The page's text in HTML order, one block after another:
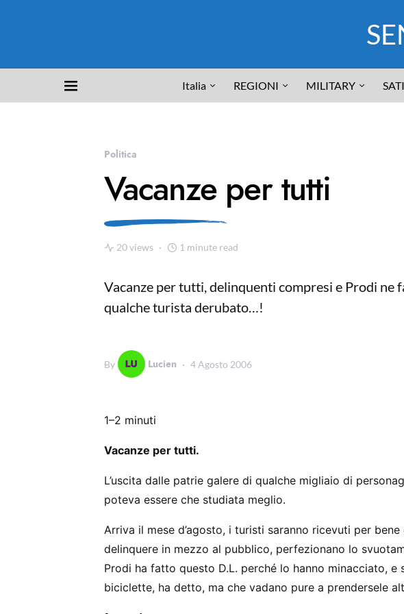
Italia REGIONI MILITARY
Politica
Vacanze per tutti
20 views 1 minute read
Vacanze per tutti, delinquenti compresi e Prodi ne
qualche turista derubato…!
By Lucien 4 Agosto 2006
1–2 minuti
Vacanze per tutti.
L’uscita dalle patrie galere di qualche migliaio di
poteva essere che studiata meglio.
Arriva il mese d’agosto, i turisti saranno ricevuti per
delinquere in mezzo al pubblico, perfezionano lo
Prodi ha fatto questo D.L. perché lo hanno minacciato, e
biciclette, ha detto, ma che vadano pure a prendersele